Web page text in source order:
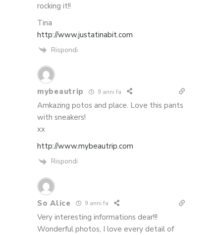
rocking it!!
Tina
http://www.justatinabit.com
Rispondi
mybeautrip 9 anni fa
Amkazing potos and place. Love this pants
with sneakers!
xx
http://www.mybeautrip.com
Rispondi
So Alice 9 anni fa
Very interesting informations dear!!!
Wonderful photos, I love every detail of